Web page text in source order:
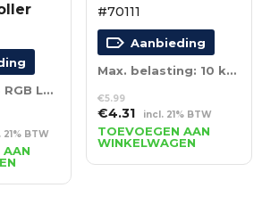
6 x 3 m – 128 RGB LED’s – Incl. Controller
21% BTW
AAN
#70111
Aanbieding
Max. belasting: 10 kg – 75 cm – zwart
€5.99
Oorspronkelijke
prijs
was:
€5.99.
€4.31Huidige
prijs
is:
€4.31.
incl. 21% BTW
TOEVOEGEN AAN
WINKELWAGEN